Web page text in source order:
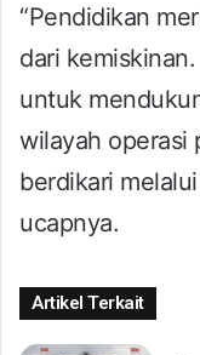
“Pendidikan
dari
untuk
wilayah operasi
berdikari
ucapnya.
Artikel Terkait